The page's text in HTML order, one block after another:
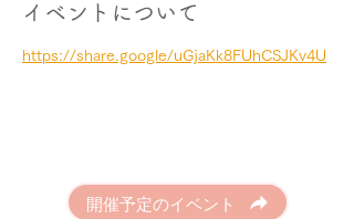
イベントについて
https://share.google/uGjaKk8FUhCSJKv4U
開催予定のイベント